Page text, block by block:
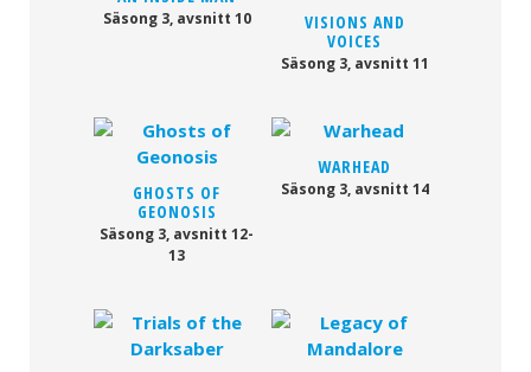
Säsong 3, avsnitt 10
VISIONS AND
VOICES
Säsong 3, avsnitt 11
GHOSTS OF
GEONOSIS
Säsong 3, avsnitt 12-
13
WARHEAD
Säsong 3, avsnitt 14